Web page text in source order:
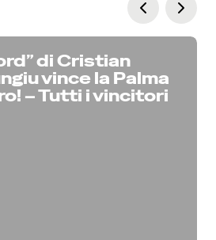
di Cristian
vince la Palma
– Tutti i vincitori